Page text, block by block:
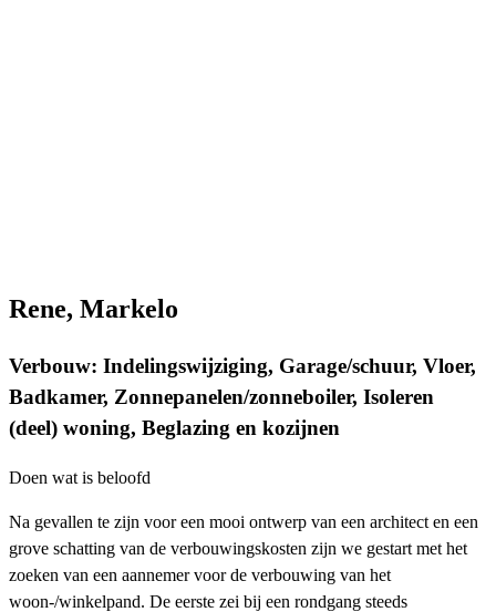
Rene, Markelo
Verbouw: Indelingswijziging, Garage/schuur, Vloer,
Badkamer, Zonnepanelen/zonneboiler, Isoleren
(deel) woning, Beglazing en kozijnen
Doen wat is beloofd
Na gevallen te zijn voor een mooi ontwerp van een architect en een
grove schatting van de verbouwingskosten zijn we gestart met het
zoeken van een aannemer voor de verbouwing van het
woon-/winkelpand. De eerste zei bij een rondgang steeds